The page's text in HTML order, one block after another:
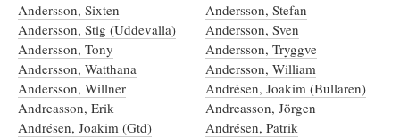
Andersson, Sixten
Andersson, Stefan
Andersson, Stig (Uddevalla)
Andersson, Sven
Andersson, Tony
Andersson, Tryggve
Andersson, Watthana
Andersson, William
Andersson, Willner
Andrésen, Joakim (Bullaren)
Andreasson, Erik
Andreasson, Jörgen
Andrésen, Joakim (Gtd)
Andrésen, Patrik